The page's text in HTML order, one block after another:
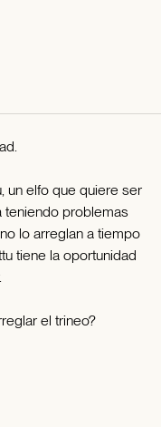
un elfo que quiere ser
teniendo problemas
lo arreglan a tiempo
tiene la oportunidad
el trineo?